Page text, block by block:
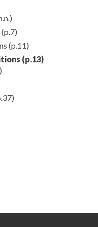
(p.7)
(p.11)
(p.13)